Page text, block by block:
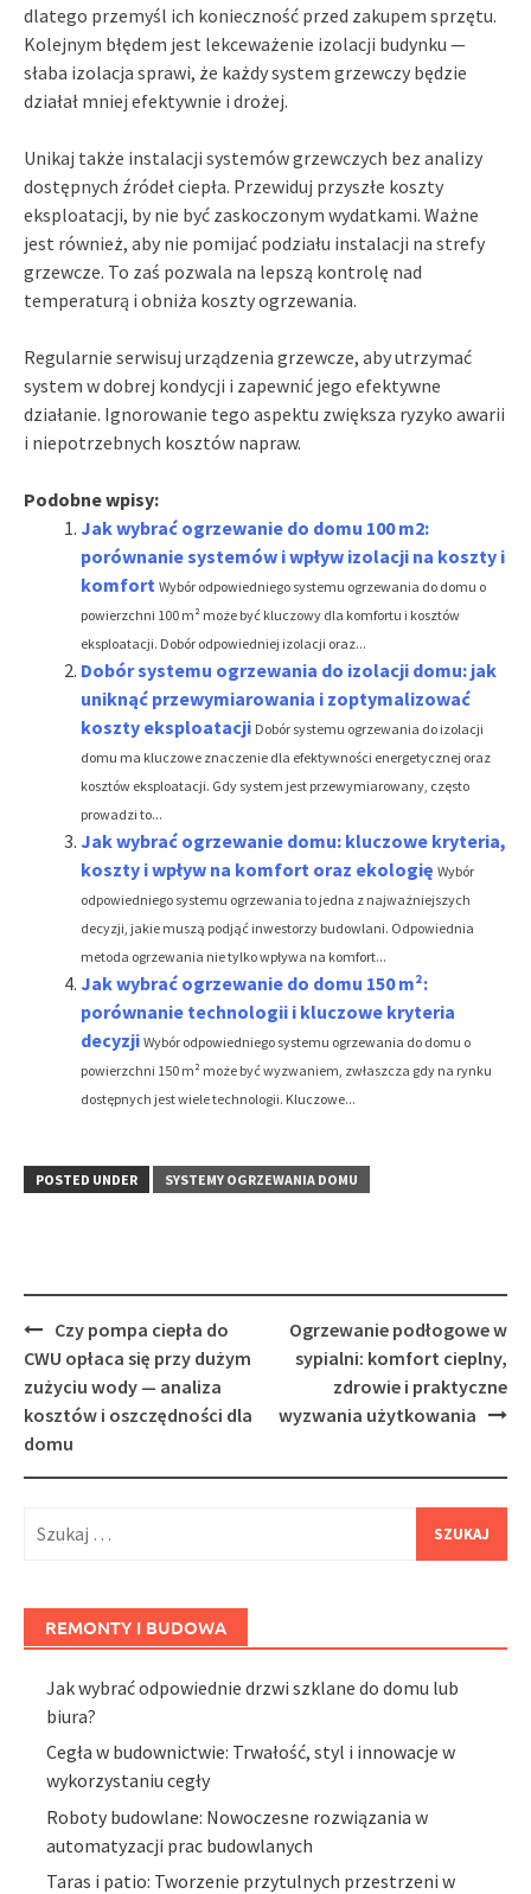
dlatego przemyśl ich konieczność przed zakupem sprzętu.
Kolejnym błędem jest lekceważenie izolacji budynku —
słaba izolacja sprawi, że każdy system grzewczy będzie
działał mniej efektywnie i drożej.
Unikaj także instalacji systemów grzewczych bez analizy
dostępnych źródeł ciepła. Przewiduj przyszłe koszty
eksploatacji, by nie być zaskoczonym wydatkami. Ważne
jest również, aby nie pomijać podziału instalacji na strefy
grzewcze. To zaś pozwala na lepszą kontrolę nad
temperaturą i obniża koszty ogrzewania.
Regularnie serwisuj urządzenia grzewcze, aby utrzymać
system w dobrej kondycji i zapewnić jego efektywne
działanie. Ignorowanie tego aspektu zwiększa ryzyko awarii
i niepotrzebnych kosztów napraw.
Podobne wpisy:
Jak wybrać ogrzewanie do domu 100 m2:
porównanie systemów i wpływ izolacji na koszty i
komfort Wybór odpowiedniego systemu ogrzewania do domu o
powierzchni 100 m² może być kluczowy dla komfortu i kosztów
eksploatacji. Dobór odpowiedniej izolacji oraz...
Dobór systemu ogrzewania do izolacji domu: jak
uniknąć przewymiarowania i zoptymalizować
koszty eksploatacji Dobór systemu ogrzewania do izolacji
domu ma kluczowe znaczenie dla efektywności energetycznej oraz
kosztów eksploatacji. Gdy system jest przewymiarowany, często
prowadzi to...
Jak wybrać ogrzewanie domu: kluczowe kryteria,
koszty i wpływ na komfort oraz ekologię Wybór
odpowiedniego systemu ogrzewania to jedna z najważniejszych
decyzji, jakie muszą podjąć inwestorzy budowlani. Odpowiednia
metoda ogrzewania nie tylko wpływa na komfort...
Jak wybrać ogrzewanie do domu 150 m²:
porównanie technologii i kluczowe kryteria
decyzji Wybór odpowiedniego systemu ogrzewania do domu o
powierzchni 150 m² może być wyzwaniem, zwłaszcza gdy na rynku
dostępnych jest wiele technologii. Kluczowe...
POSTED UNDER SYSTEMY OGRZEWANIA DOMU
Post
navigation
Czy pompa ciepła do
CWU opłaca się przy dużym
zużyciu wody — analiza
kosztów i oszczędności dla
domu
Ogrzewanie podłogowe w
sypialni: komfort cieplny,
zdrowie i praktyczne
wyzwania użytkowania
REMONTY I BUDOWA
Jak wybrać odpowiednie drzwi szklane do domu lub
biura?
Cegła w budownictwie: Trwałość, styl i innowacje w
wykorzystaniu cegły
Roboty budowlane: Nowoczesne rozwiązania w
automatyzacji prac budowlanych
Taras i patio: Tworzenie przytulnych przestrzeni w